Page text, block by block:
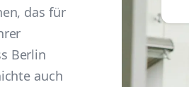
das für
Berlin
auch